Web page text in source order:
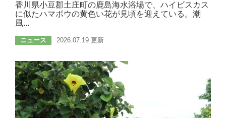
香川県小豆郡土庄町の鹿島海水浴場で、ハイビスカス
に似たハマボウの黄色い花が見頃を迎えている。潮
風...
ニュース 2026.07.19 更新